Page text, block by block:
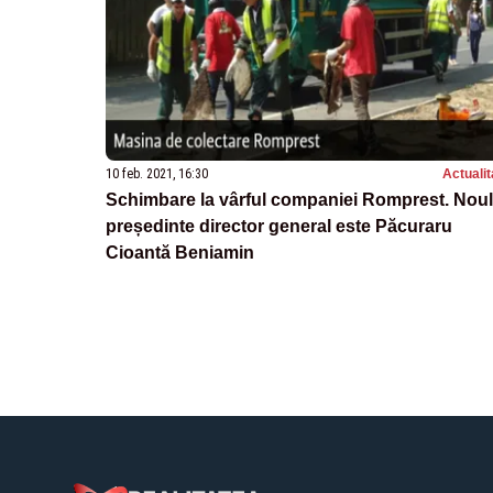
10 feb. 2021, 16:30
Schimbare la vârful companiei Romprest. Noul
președinte director general este Păcuraru
Cioantă Beniamin